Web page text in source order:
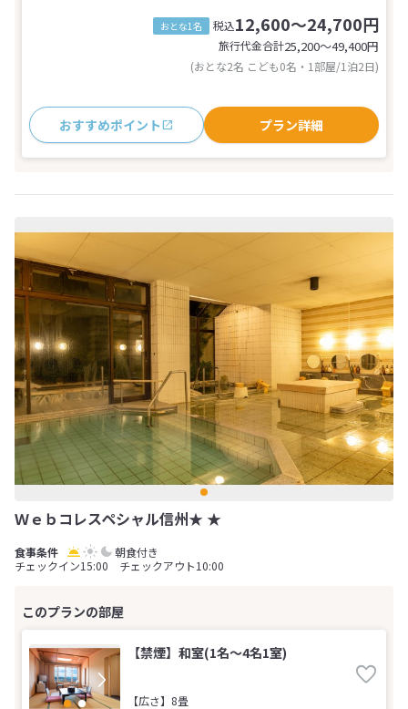
おとな1名 税込12,600～24,700円
旅行代金合計25,200〜49,400円
(おとな2名 こども0名・1部屋/1泊2日)
おすすめポイント プラン詳細
Ｗｅｂコレスペシャル信州★ ★
朝食付き
チェックイン15:00 チェックアウト10:00
【禁煙】和室(1名～4名1室)
【広さ】8畳